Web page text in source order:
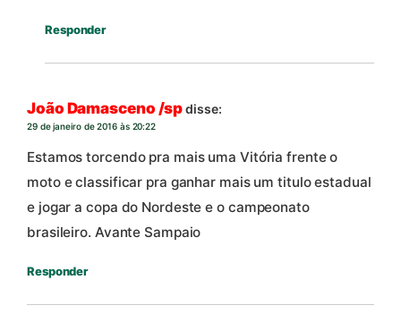
Responder
João Damasceno /spdisse:
29 de janeiro de 2016 às 20:22
Estamos torcendo pra mais uma Vitória frente o
moto e classificar pra ganhar mais um titulo estadual
e jogar a copa do Nordeste e o campeonato
brasileiro. Avante Sampaio
Responder